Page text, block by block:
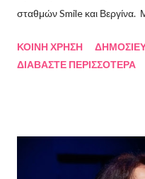
σταθμών Smile και Βεργίνα.
Κακαβά θα προβάλλεται από
Λουκάς Κούτρας Τη
πρόεδρος της Ε.Σ.Ε.,
ΚΟΙΝΉ ΧΡΉΣΗ
ΔΙΑΒΆΣΤΕ ΠΕΡΙΣΣΌΤΕΡΑ